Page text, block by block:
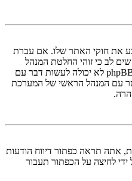
את חוקי האתר שלו. אם עברת
לב כי זוהי החלטת המנהל
הראשי של המערכת, וקבוצת phpBB לא יכולה לעשות דבר עם
עם המנהל הראשי של המערכת
אתה תראה כפתור דיווח הודעות
לחיצה על הכפתור תעבור